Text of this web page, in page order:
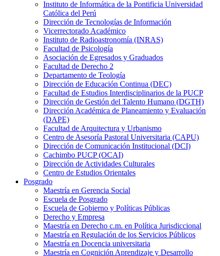
Instituto de Informática de la Pontificia Universidad
Católica del Perú
Dirección de Tecnologías de Información
Vicerrectorado Académico
Instituto de Radioastronomía (INRAS)
Facultad de Psicología
Asociación de Egresados y Graduados
Facultad de Derecho 2
Departamento de Teología
Dirección de Educación Continua (DEC)
Facultad de Estudios Interdisciplinarios de la PUCP
Dirección de Gestión del Talento Humano (DGTH)
Dirección Académica de Planeamiento y Evaluación
(DAPE)
Facultad de Arquitectura y Urbanismo
Centro de Asesoría Pastoral Universitaria (CAPU)
Dirección de Comunicación Institucional (DCI)
Cachimbo PUCP (OCAI)
Dirección de Actividades Culturales
Centro de Estudios Orientales
Posgrado
Maestría en Gerencia Social
Escuela de Posgrado
Escuela de Gobierno y Políticas Públicas
Derecho y Empresa
Maestría en Derecho c.m. en Política Jurisdiccional
Maestría en Regulación de los Servicios Públicos
Maestría en Docencia universitaria
Maestría en Cognición Aprendizaje y Desarrollo